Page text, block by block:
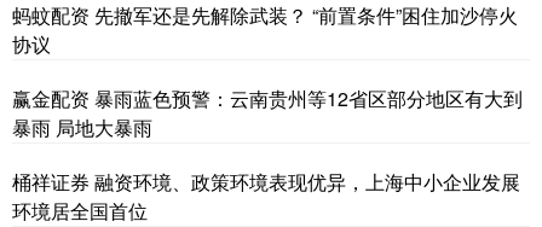
蚂蚊配资 先撤军还是先解除武装？ “前置条件”困住加沙停火
协议
赢金配资 暴雨蓝色预警：云南贵州等12省区部分地区有大到
暴雨 局地大暴雨
桶祥证券 融资环境、政策环境表现优异，上海中小企业发展
环境居全国首位